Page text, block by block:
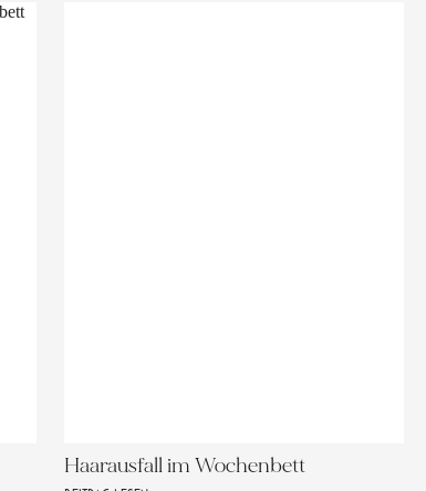
Haarausfall im Wochenbett